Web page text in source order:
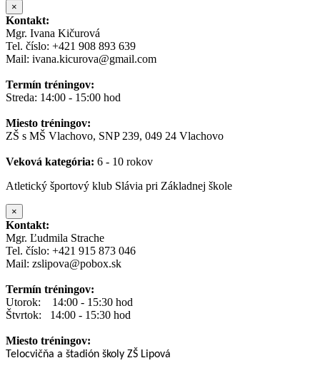
×
Kontakt:
Mgr. Ivana Kičurová
Tel. číslo: +421 908 893 639
Mail: ivana.kicurova@gmail.com
Termín tréningov:
Streda: 14:00 - 15:00 hod
Miesto tréningov:
ZŠ s MŠ Vlachovo, SNP 239, 049 24 Vlachovo
Veková kategória: 6 - 10 rokov
Atletický športový klub Slávia pri Základnej škole
×
Kontakt:
Mgr. Ľudmila Strache
Tel. číslo: +421 915 873 046
Mail: zslipova@pobox.sk
Termín tréningov:
Utorok: 14:00 - 15:30 hod
Štvrtok: 14:00 - 15:30 hod
Miesto tréningov:
Telocvičňa a štadión školy ZŠ Lipová